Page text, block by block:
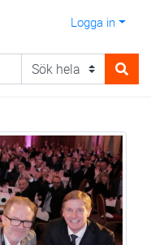
Logga in